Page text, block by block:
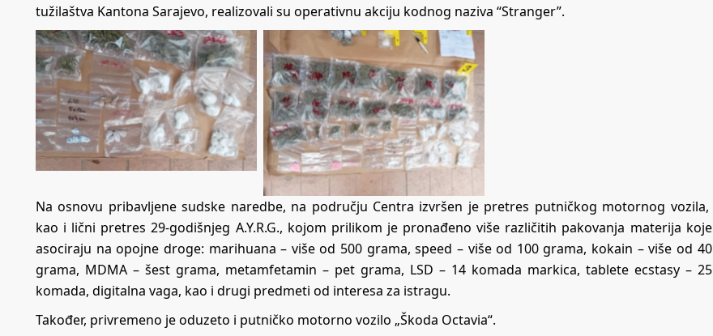
tužilaštva Kantona Sarajevo, realizovali su operativnu akciju kodnog naziva “Stranger”.
Na osnovu pribavljene sudske naredbe, na području Centra izvršen je pretres putničkog motornog vozila,
kao i lični pretres 29-godišnjeg A.Y.R.G., kojom prilikom je pronađeno više različitih pakovanja materija koje
asociraju na opojne droge: marihuana – više od 500 grama, speed – više od 100 grama, kokain – više od 40
grama, MDMA – šest grama, metamfetamin – pet grama, LSD – 14 komada markica, tablete ecstasy – 25
komada, digitalna vaga, kao i drugi predmeti od interesa za istragu.
Također, privremeno je oduzeto i putničko motorno vozilo „Škoda Octavia“.